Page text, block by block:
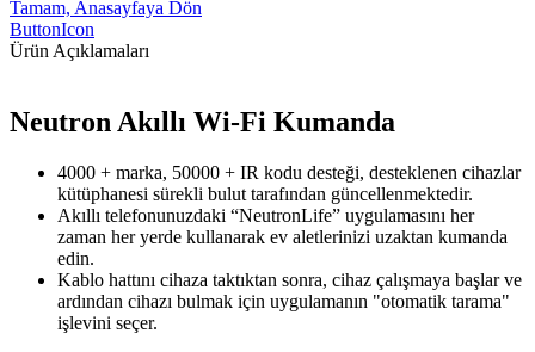
Tamam, Anasayfaya Dön
ButtonIcon
Ürün Açıklamaları
Neutron Akıllı Wi-Fi Kumanda
4000 + marka, 50000 + IR kodu desteği, desteklenen cihazlar
kütüphanesi sürekli bulut tarafından güncellenmektedir.
Akıllı telefonunuzdaki “NeutronLife” uygulamasını her
zaman her yerde kullanarak ev aletlerinizi uzaktan kumanda
edin.
Kablo hattını cihaza taktıktan sonra, cihaz çalışmaya başlar ve
ardından cihazı bulmak için uygulamanın "otomatik tarama"
işlevini seçer.